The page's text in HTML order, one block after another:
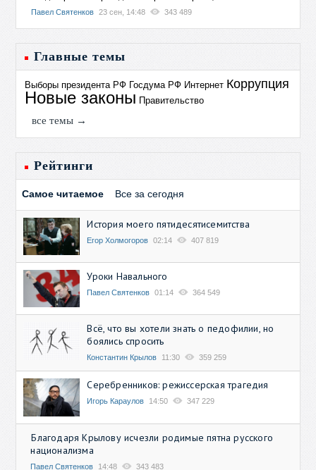
Павел Святенков 23 сен, 14:48 343 489
Главные темы
Выборы президента РФ Госдума РФ Интернет Коррупция
Новые законы Правительство
все темы →
Рейтинги
Самое читаемое Все за сегодня
История моего пятидесятисемитства
Егор Холмогоров 02:14 407 819
Уроки Навального
Павел Святенков 01:14 364 549
Всё, что вы хотели знать о педофилии, но
боялись спросить
Константин Крылов 11:30 359 259
Серебренников: режиссерская трагедия
Игорь Караулов 14:50 347 229
Благодаря Крылову исчезли родимые пятна русского
национализма
Павел Святенков 14:48 343 483